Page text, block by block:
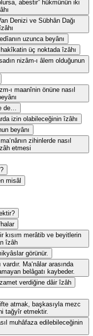
abestir” hükmünün iki
Denizi ve Sübhân Dağı
uzunca beyânı
üç noktada îzâhı
nizâm-ı âlem olduğunun
ı maanînin önüne nasıl
de…
izin olabileceğinin îzâhı
beyânı
zihinlerde nasıl
etmesi
misâl
kısım merâtib ve beyitlerin
îzâh
görünür.
Ma‘nâlar arasında
belâgatı kaybeder.
verdiğine dâir îzâh
atmak, başkasıyla mezc
tağyîr etmektir.
muhâfaza edilebileceğinin